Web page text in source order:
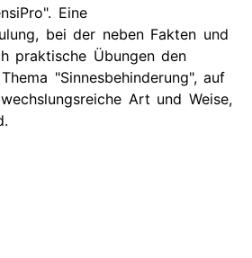
Eine
bei der neben Fakten und
praktische Übungen den
"Sinnesbehinderung", auf
Art und Weise,